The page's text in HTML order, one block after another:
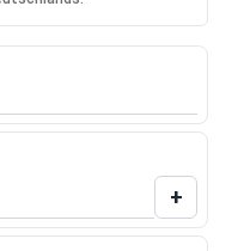
gewünschten
+